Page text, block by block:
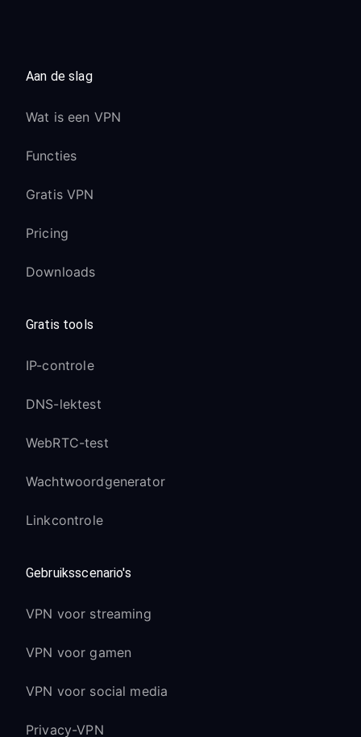
Aan de slag
Wat is een VPN
Functies
Gratis VPN
Pricing
Downloads
Gratis tools
IP-controle
DNS-lektest
WebRTC-test
Wachtwoordgenerator
Linkcontrole
Gebruiksscenario's
VPN voor streaming
VPN voor gamen
VPN voor social media
Privacy-VPN